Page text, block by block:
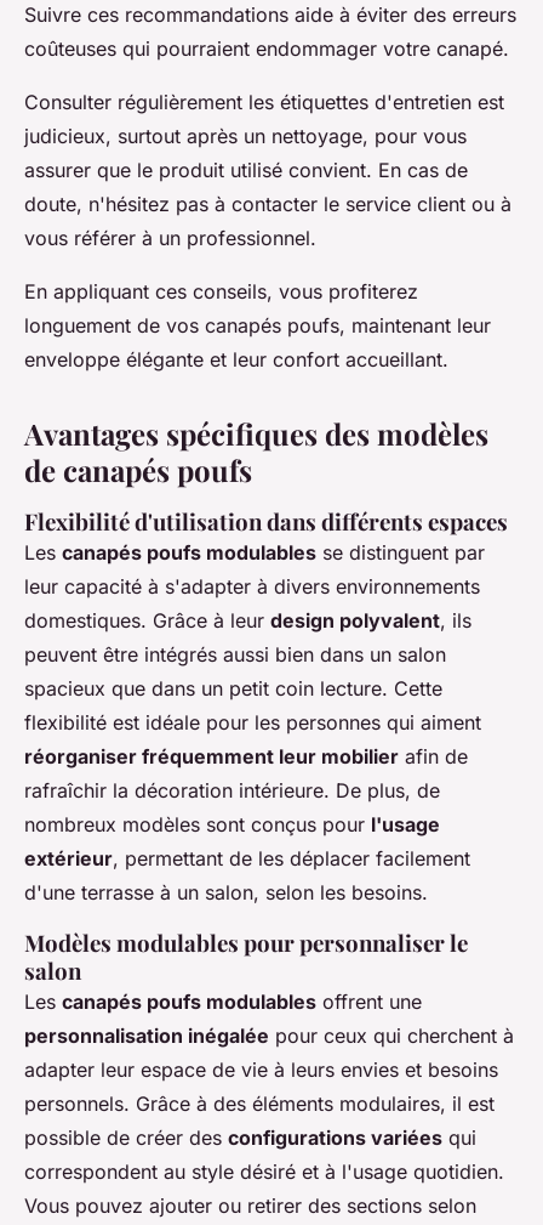
Suivre ces recommandations aide à éviter des erreurs
coûteuses qui pourraient endommager votre canapé.
Consulter régulièrement les étiquettes d'entretien est
judicieux, surtout après un nettoyage, pour vous
assurer que le produit utilisé convient. En cas de
doute, n'hésitez pas à contacter le service client ou à
vous référer à un professionnel.
En appliquant ces conseils, vous profiterez
longuement de vos canapés poufs, maintenant leur
enveloppe élégante et leur confort accueillant.
Avantages spécifiques des modèles
de canapés poufs
Flexibilité d'utilisation dans différents espaces
Les canapés poufs modulables se distinguent par
leur capacité à s'adapter à divers environnements
domestiques. Grâce à leur design polyvalent, ils
peuvent être intégrés aussi bien dans un salon
spacieux que dans un petit coin lecture. Cette
flexibilité est idéale pour les personnes qui aiment
réorganiser fréquemment leur mobilier afin de
rafraîchir la décoration intérieure. De plus, de
nombreux modèles sont conçus pour l'usage
extérieur, permettant de les déplacer facilement
d'une terrasse à un salon, selon les besoins.
Modèles modulables pour personnaliser le
salon
Les canapés poufs modulables offrent une
personnalisation inégalée pour ceux qui cherchent à
adapter leur espace de vie à leurs envies et besoins
personnels. Grâce à des éléments modulaires, il est
possible de créer des configurations variées qui
correspondent au style désiré et à l'usage quotidien.
Vous pouvez ajouter ou retirer des sections selon